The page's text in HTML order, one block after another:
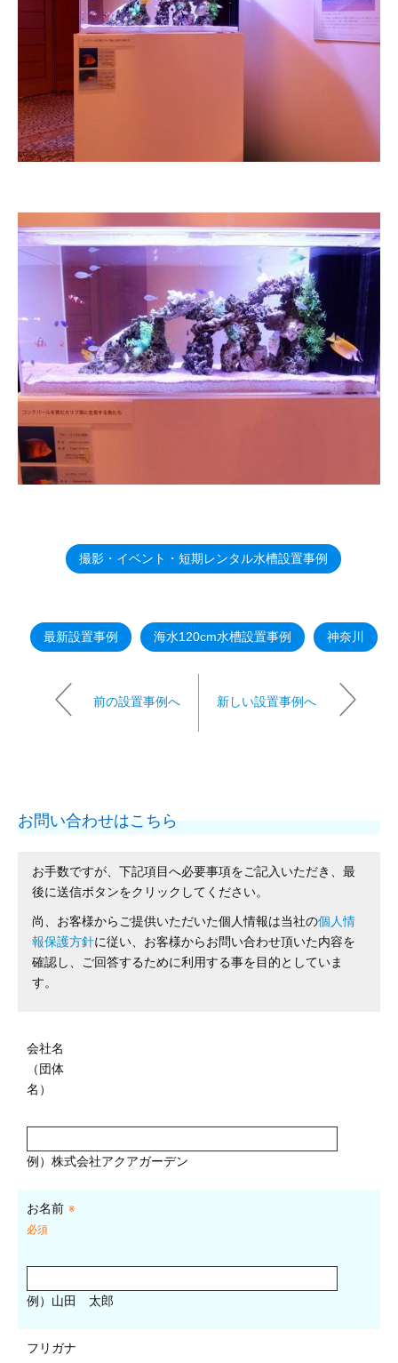
撮影・イベント・短期レンタル水槽設置事例
最新設置事例 海水120cm水槽設置事例 神奈川
前の設置事例へ 新しい設置事例へ
お問い合わせはこちら
お手数ですが、下記項目へ必要事項をご記入いただき、最
後に送信ボタンをクリックしてください。
尚、お客様からご提供いただいた個人情報は当社の個人情
報保護方針に従い、お客様からお問い合わせ頂いた内容を
確認し、ご回答するために利用する事を目的としていま
す。
会社名
（団体
名）
例）株式会社アクアガーデン
お名前 ※
必須
例）山田 太郎
フリガナ